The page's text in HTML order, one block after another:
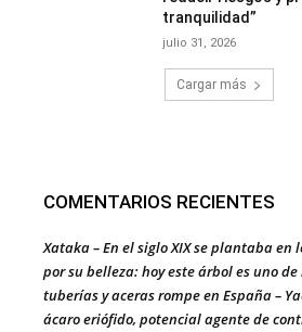
tranquilidad”
julio 31, 2026
Cargar más
COMENTARIOS RECIENTES
Xataka – En el siglo XIX se plantaba en
por su belleza: hoy este árbol es uno
tuberías y aceras rompe en España –
ácaro eriófido, potencial agente de